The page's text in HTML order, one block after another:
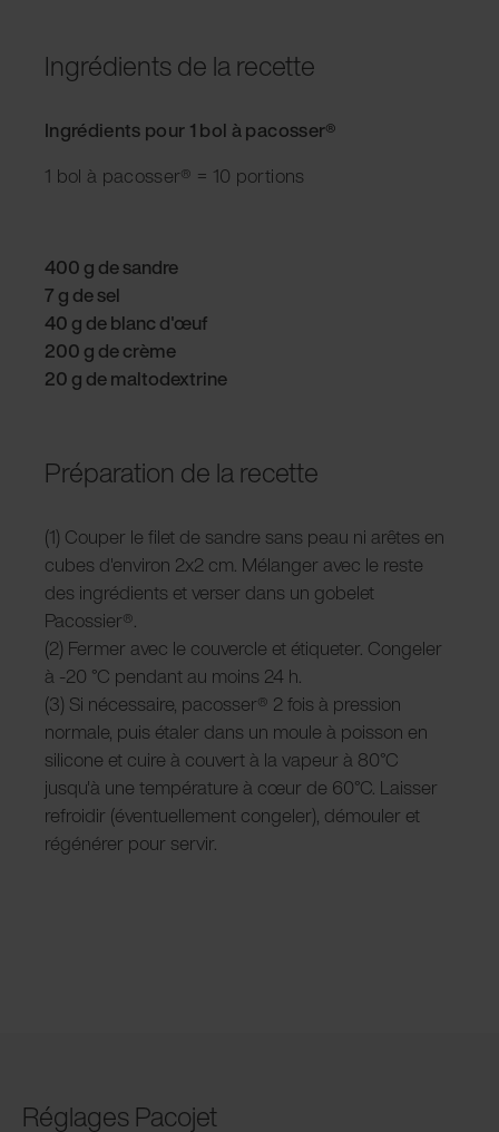
Ingrédients de la recette
Ingrédients pour 1 bol à pacosser®
1 bol à pacosser® = 10 portions
400 g de sandre
7 g de sel
40 g de blanc d'œuf
200 g de crème
20 g de maltodextrine
Préparation de la recette
(1) Couper le filet de sandre sans peau ni arêtes en
cubes d'environ 2x2 cm. Mélanger avec le reste
des ingrédients et verser dans un gobelet
Pacossier®.
(2) Fermer avec le couvercle et étiqueter. Congeler
à -20 °C pendant au moins 24 h.
(3) Si nécessaire, pacosser® 2 fois à pression
normale, puis étaler dans un moule à poisson en
silicone et cuire à couvert à la vapeur à 80°C
jusqu'à une température à cœur de 60°C. Laisser
refroidir (éventuellement congeler), démouler et
régénérer pour servir.
Réglages Pacojet